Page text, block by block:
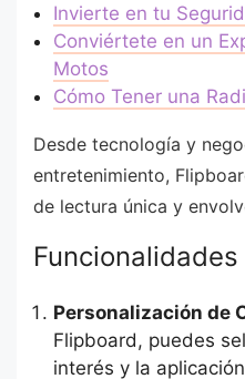
Invierte en tu
Conviértete en un
Motos
Cómo Tener una
Desde tecnología y
entretenimiento,
de lectura única y
Personalización de
Flipboard, puedes
interés y la